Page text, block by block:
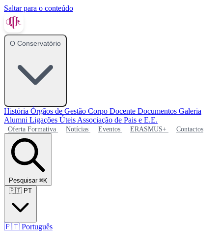
Saltar para o conteúdo
O Conservatório
História Órgãos de Gestão Corpo Docente Documentos Galeria
Alumni Ligações Úteis Associação de Pais e E.E.
Oferta Formativa Notícias Eventos ERASMUS+ Contactos
Pesquisar ⌘K
🇵🇹 PT
🇵🇹 Português